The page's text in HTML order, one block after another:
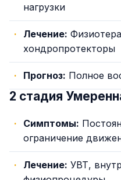
нагрузки
Лечение:
хондропротекторы
Прогноз: Полное
2 стадия
Симптомы:
ограничение
Лечение: УВТ,